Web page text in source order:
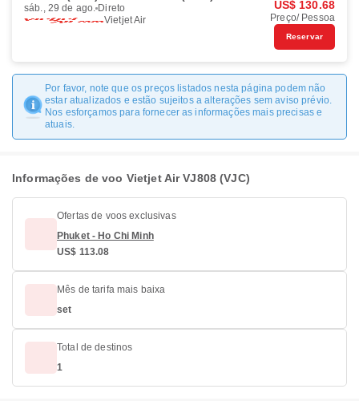
sáb., 29 de ago. Direto
Vietjet Air
US$ 130.68
Preço/ Pessoa
Reservar
Por favor, note que os preços listados nesta página podem não
estar atualizados e estão sujeitos a alterações sem aviso prévio.
Nos esforçamos para fornecer as informações mais precisas e
atuais.
Informações de voo Vietjet Air VJ808 (VJC)
Ofertas de voos exclusivas
Phuket - Ho Chi Minh
US$ 113.08
Mês de tarifa mais baixa
set
Total de destinos
1